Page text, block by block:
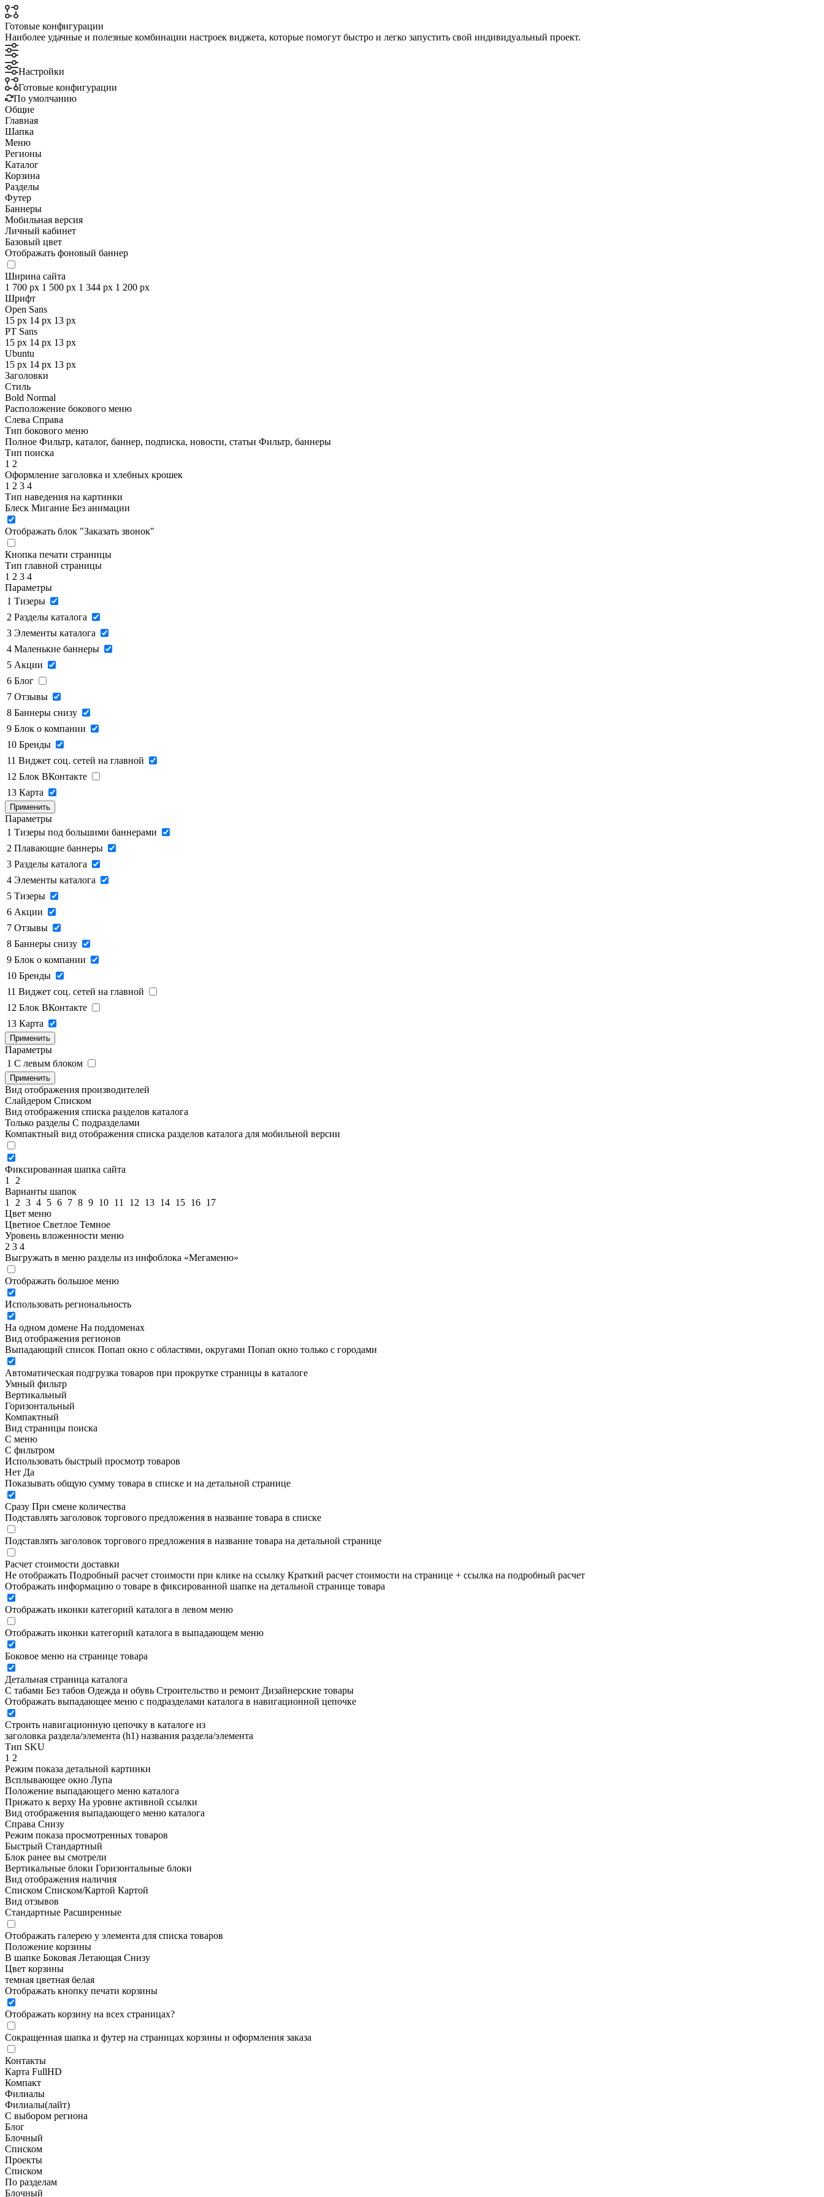
Готовые конфигурации
Наиболее удачные и полезные комбинации настроек виджета, которые помогут быстро и легко запустить свой индивидуальный проект.
Настройки
Готовые конфигурации
По умолчанию
Общие
Главная
Шапка
Меню
Регионы
Каталог
Корзина
Разделы
Футер
Баннеры
Мобильная версия
Личный кабинет
Базовый цвет
Отображать фоновый баннер
Ширина сайта
1 700 px 1 500 px 1 344 px 1 200 px
Шрифт
Open Sans
15 px 14 px 13 px
PT Sans
15 px 14 px 13 px
Ubuntu
15 px 14 px 13 px
Заголовки
Стиль
Bold Normal
Расположение бокового меню
Слева Справа
Тип бокового меню
Полное Фильтр, каталог, баннер, подписка, новости, статьи Фильтр, баннеры
Тип поиска
1 2
Оформление заголовка и хлебных крошек
1 2 3 4
Тип наведения на картинки
Блеск Мигание Без анимации
Отображать блок "Заказать звонок"
Кнопка печати страницы
Тип главной страницы
1 2 3 4
Параметры
1 Тизеры
2 Разделы каталога
3 Элементы каталога
4 Маленькие баннеры
5 Акции
6 Блог
7 Отзывы
8 Баннеры снизу
9 Блок о компании
10 Бренды
11 Виджет соц. сетей на главной
12 Блок ВКонтакте
13 Карта
Применить
Параметры
1 Тизеры под большими баннерами
2 Плавающие баннеры
3 Разделы каталога
4 Элементы каталога
5 Тизеры
6 Акции
7 Отзывы
8 Баннеры снизу
9 Блок о компании
10 Бренды
11 Виджет соц. сетей на главной
12 Блок ВКонтакте
13 Карта
Применить
Параметры
1 C левым блоком
Применить
Вид отображения производителей
Слайдером Списком
Вид отображения списка разделов каталога
Только разделы С подразделами
Компактный вид отображения списка разделов каталога для мобильной версии
Фиксированная шапка сайта
1
2
Варианты шапок
1
2 3 4 5 6 7 8 9 10 11 12 13 14 15 16 17
Цвет меню
Цветное Светлое Темное
Уровень вложенности меню
2 3 4
Выгружать в меню разделы из инфоблока «Мегаменю»
Отображать большое меню
Использовать региональность
На одном домене На поддоменах
Вид отображения регионов
Выпадающий список Попап окно c областями, округами Попап окно только с городами
Автоматическая подгрузка товаров при прокрутке страницы в каталоге
Умный фильтр
Вертикальный
Горизонтальный
Компактный
Вид страницы поиска
С меню
С фильтром
Использовать быстрый просмотр товаров
Нет Да
Показывать общую сумму товара в списке и на детальной странице
Сразу При смене количества
Подставлять заголовок торгового предложения в название товара в списке
Подставлять заголовок торгового предложения в название товара на детальной странице
Расчет стоимости доставки
Не отображать Подробный расчет стоимости при клике на ссылку Краткий расчет стоимости на странице + ссылка на подробный расчет
Отображать информацию о товаре в фиксированной шапке на детальной странице товара
Отображать иконки категорий каталога в левом меню
Отображать иконки категорий каталога в выпадающем меню
Боковое меню на странице товара
Детальная страница каталога
С табами Без табов Одежда и обувь Строительство и ремонт Дизайнерские товары
Отображать выпадающее меню с подразделами каталога в навигационной цепочке
Строить навигационную цепочку в каталоге из
заголовка раздела/элемента (h1) названия раздела/элемента
Тип SKU
1 2
Режим показа детальной картинки
Всплывающее окно Лупа
Положение выпадающего меню каталога
Прижато к верху На уровне активной ссылки
Вид отображения выпадающего меню каталога
Справа Снизу
Режим показа просмотренных товаров
Быстрый Стандартный
Блок ранее вы смотрели
Вертикальные блоки Горизонтальные блоки
Вид отображения наличия
Списком Списком/Картой Картой
Вид отзывов
Стандартные Расширенные
Отображать галерею у элемента для списка товаров
Положение корзины
В шапке Боковая Летающая Снизу
Цвет корзины
темная цветная белая
Отображать кнопку печати корзины
Отображать корзину на всех страницах?
Сокращенная шапка и футер на страницах корзины и оформления заказа
Контакты
Карта FullHD
Компакт
Филиалы
Филиалы(лайт)
С выбором региона
Блог
Блочный
Списком
Проекты
Списком
По разделам
Блочный